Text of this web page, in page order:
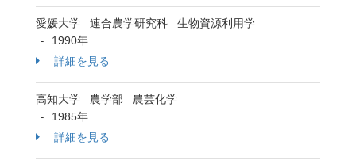
愛媛大学 連合農学研究科 生物資源利用学
-
1990年
詳細を見る
高知大学 農学部 農芸化学
-
1985年
詳細を見る